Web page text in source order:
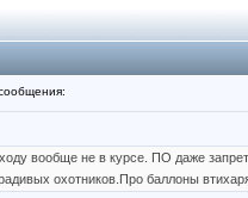
вообще не в курсе. ПО даже
охотников.Про баллоны